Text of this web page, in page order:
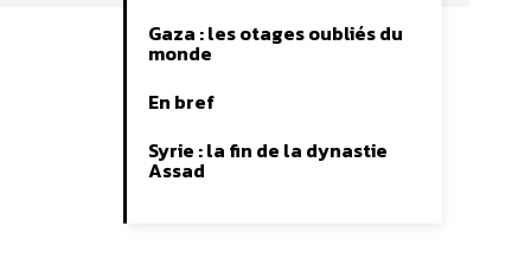
Gaza : les otages oubliés du
monde
En bref
Syrie : la fin de la dynastie
Assad